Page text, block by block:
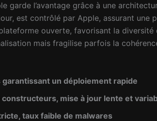
garde l’avantage grâce à une
est contrôlé par Apple, assurant
ouverte, favorisant la diversité
mais fragilise parfois la
un déploiement rapide
mise à jour lente et
taux faible de malwares